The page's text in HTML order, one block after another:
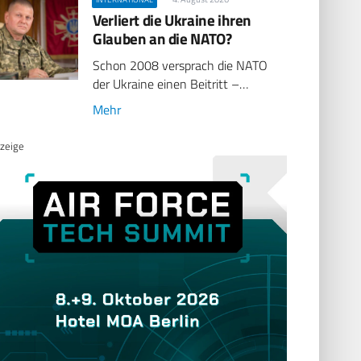
Verliert die Ukraine ihren
Glauben an die NATO?
Schon 2008 versprach die NATO
der Ukraine einen Beitritt –…
Mehr